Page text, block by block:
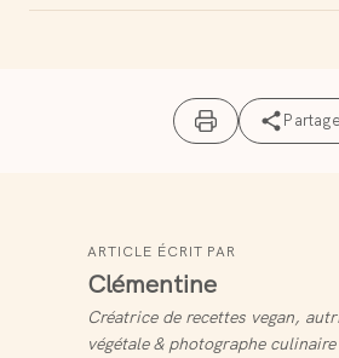
ARTICLE ÉCRIT PAR
Clémentine
Créatrice de recettes vegan,
végétale & photographe culinaire